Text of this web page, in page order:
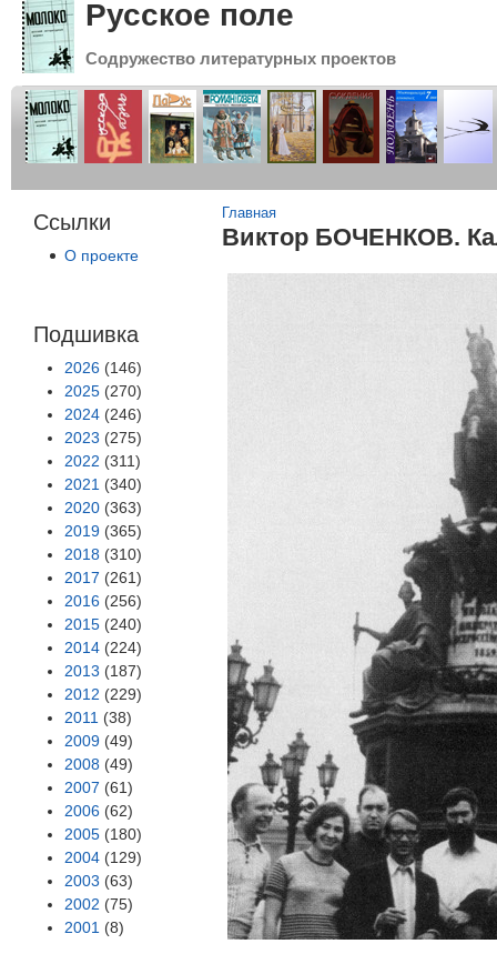
Русское поле
Содружество литературных проектов
Ссылки
О проекте
Подшивка
2026 (146)
2025 (270)
2024 (246)
2023 (275)
2022 (311)
2021 (340)
2020 (363)
2019 (365)
2018 (310)
2017 (261)
2016 (256)
2015 (240)
2014 (224)
2013 (187)
2012 (229)
2011 (38)
2009 (49)
2008 (49)
2007 (61)
2006 (62)
2005 (180)
2004 (129)
2003 (63)
2002 (75)
2001 (8)
Вы здесь
Главная
Виктор БОЧЕНКОВ.